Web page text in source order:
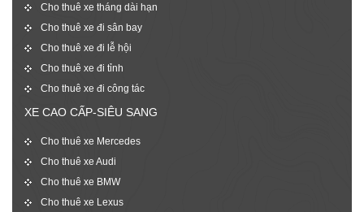
Cho thuê xe tháng dài hạn
Cho thuê xe đi sân bay
Cho thuê xe đi lễ hội
Cho thuê xe đi tỉnh
Cho thuê xe đi công tác
XE CAO CẤP-SIÊU SANG
Cho thuê xe Mercedes
Cho thuê xe Audi
Cho thuê xe BMW
Cho thuê xe Lexus